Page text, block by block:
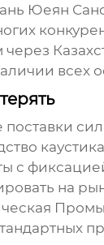
Юеян
всех
с
на